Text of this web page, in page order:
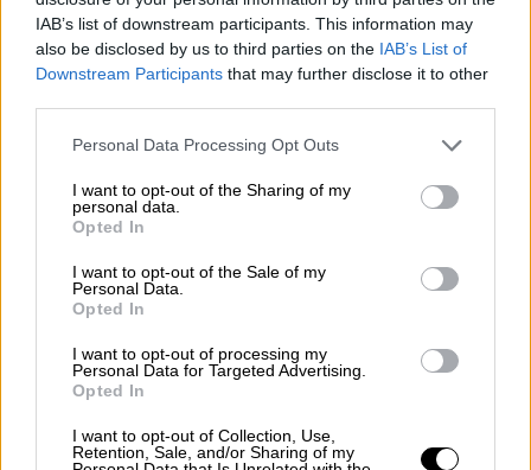
IAB’s list of downstream participants. This information may
also be disclosed by us to third parties on the IAB’s List of
Downstream Participants that may further disclose it to other
Please note that this website/app uses one or more Google
not limited to your visit or usage behaviour. You may click to
grant or deny consent to Google and its third-party tags to
use your data for below specified purposes in below Google
consent section.
Personal Data Processing Opt Outs
I want to opt-out of the Sharing of my
personal data.
Opted In
I want to opt-out of the Sale of my
Personal Data.
Opted In
I want to opt-out of processing my
Personal Data for Targeted Advertising.
Opted In
I want to opt-out of Collection, Use,
Retention, Sale, and/or Sharing of my
κάνουν μόνο αλλαγές 'βιτρίνας' και όχι
ουσίας. Μάλιστα, στη βιασύνη τους ξέχασαν
να συμπεριλάβουν δύο από τα τρία βασικά
και μόνιμα ζητούμενα κάθε διακυβέρνησης:
τη δυναμική ανάπτυξη της οικονομίας με
προσέλκυση περισσότερων και καλύτερων
ιδιωτικών επενδύσεων και την ασφάλεια
στα σύνορα και τις πόλεις μας, με δίκαιη
μεταναστευτικού ζητήματος. Προφανώς,
δεν τους απασχολούν ως θέματα και έτσι
ίσως εξηγείται γιατί δεν λένε τίποτα για
αυτά στις 9 ενότητες του 'νέου' παλιού τους
προγράμματος».
«Δε λένε τίποτα για την Ελλάδα του